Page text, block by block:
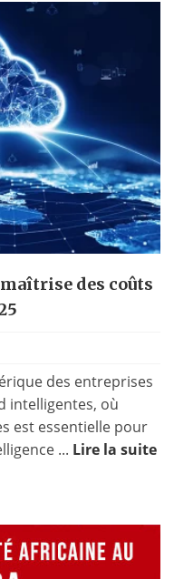
des coûts
des entreprises
intelligentes, où
est essentielle pour
... Lire la suite